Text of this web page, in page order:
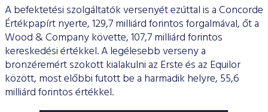
A befektetési szolgáltatók versenyét ezúttal is a Concorde
Értékpapírt nyerte, 129,7 milliárd forintos forgalmával, őt a
Wood & Company követte, 107,7 milliárd forintos
kereskedési értékkel. A legélesebb verseny a
bronzéremért szokott kialakulni az Erste és az Equilor
között, most előbbi futott be a harmadik helyre, 55,6
milliárd forintos értékkel.